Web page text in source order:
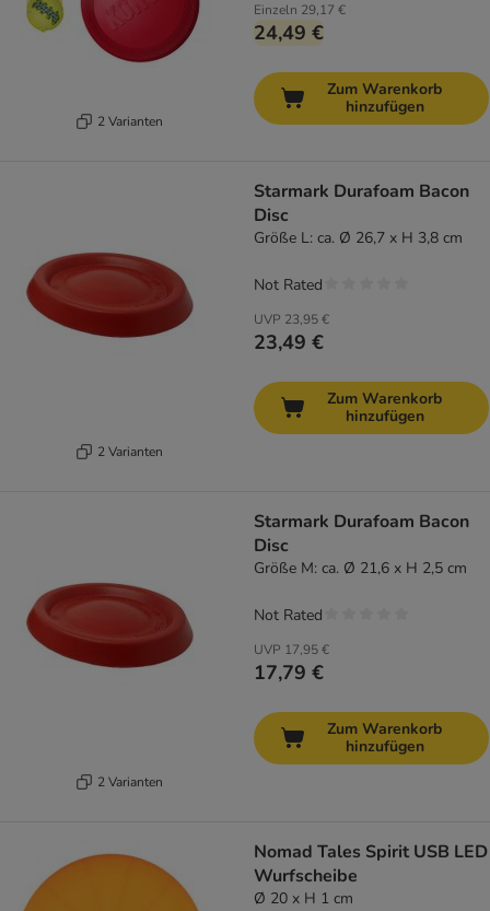
2 Varianten
Einzeln 29,17 €
24,49 €
Zum Warenkorb
hinzufügen
2 Varianten
Starmark Durafoam Bacon
Disc
Größe L: ca. Ø 26,7 x H 3,8 cm
UVP 23,95 €
23,49 €
Not Rated
Zum Warenkorb
hinzufügen
2 Varianten
Starmark Durafoam Bacon
Disc
Größe M: ca. Ø 21,6 x H 2,5 cm
UVP 17,95 €
17,79 €
Not Rated
Zum Warenkorb
hinzufügen
Nomad Tales Spirit USB LED
Wurfscheibe
Ø 20 x H 1 cm